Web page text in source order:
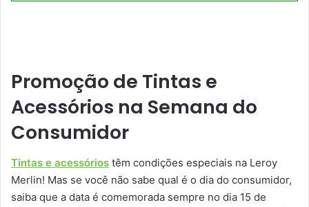
Promoção de Tintas e
Acessórios na Semana do
Consumidor
Tintas e acessórios têm condições especiais na Leroy
Merlin! Mas se você não sabe qual é o dia do consumidor,
saiba que a data é comemorada sempre no dia 15 de